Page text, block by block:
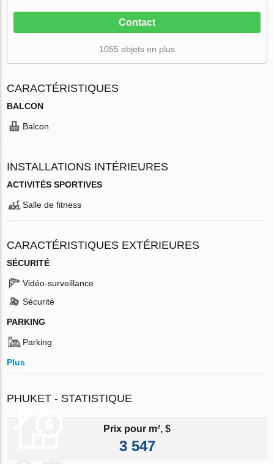
Contact
1055 objets en plus
CARACTÉRISTIQUES
BALCON
Balcon
INSTALLATIONS INTÉRIEURES
ACTIVITÉS SPORTIVES
Salle de fitness
CARACTÉRISTIQUES EXTÉRIEURES
SÉCURITÉ
Vidéo-surveillance
Sécurité
PARKING
Parking
Plus
PHUKET - STATISTIQUE
Prix pour m², $
3 547